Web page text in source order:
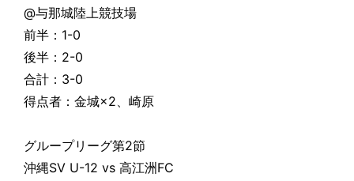
@与那城陸上競技場
前半：1-0
後半：2-0
合計：3-0
得点者：金城×2、崎原
グループリーグ第2節
沖縄SV U-12 vs 高江洲FC